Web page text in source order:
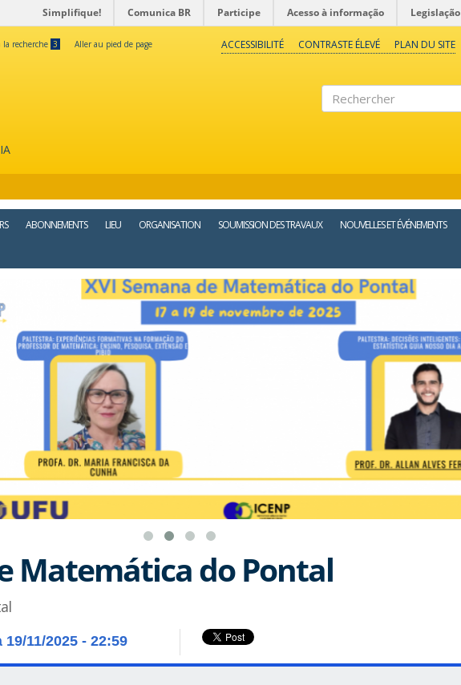
Simplifique! Comunica BR Participe Acesso à informação Legislação
la recherche 3
Aller au pied de page
ACCESSIBILITÉ CONTRASTE ÉLEVÉ PLAN DU SITE
ABONNEMENTS LIEU ORGANISATION SOUMISSION DES TRAVAUX NOUVELLES ET ÉVÉNEMENTS
Matemática do Pontal
11/2025 - 22:59